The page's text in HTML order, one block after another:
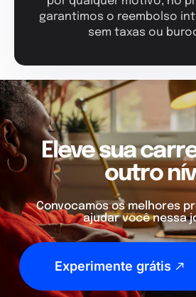
garantimos o reembolso
sem taxas ou
Eleve sua
outro
Convocamos os melhores
ajudar você nessa
Experimente grátis